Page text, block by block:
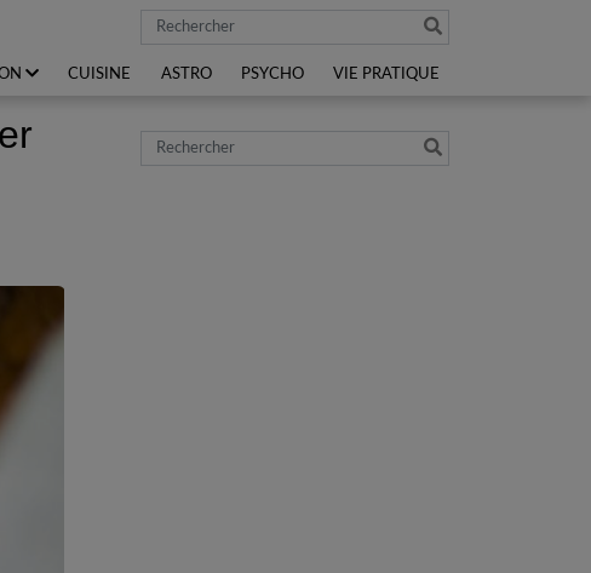
Rechercher
CUISINE ASTRO PSYCHO VIE PRATIQUE
Rechercher